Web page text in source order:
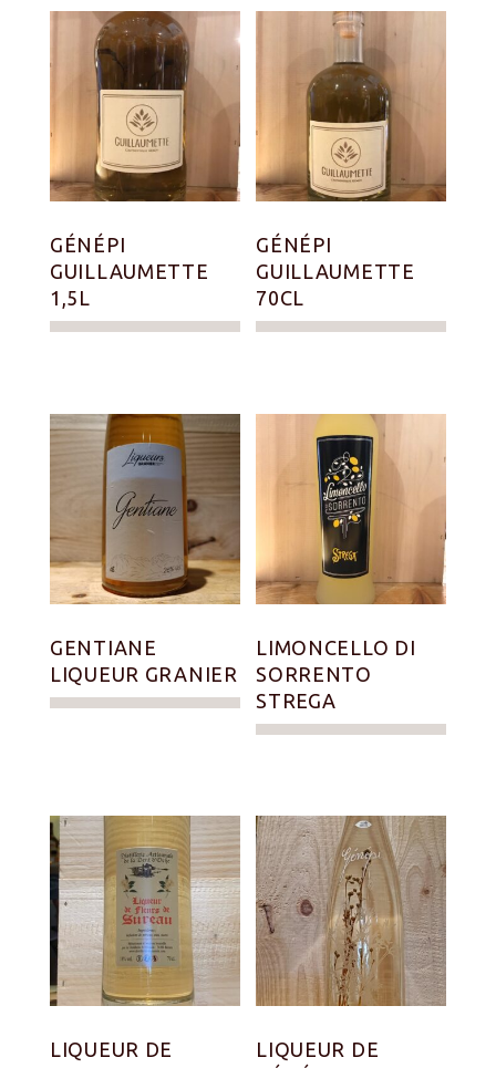
GÉNÉPI
GUILLAUMETTE
1,5L
GÉNÉPI
GUILLAUMETTE
70CL
GENTIANE
LIQUEUR GRANIER
LIMONCELLO DI
SORRENTO
STREGA
LIQUEUR DE
LIQUEUR DE